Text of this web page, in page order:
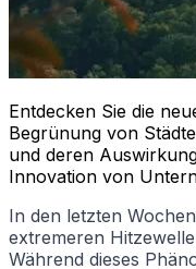
Entdecken Sie die
Begrünung von
und deren
Innovation von
In den letzten
extremeren
Während dieses